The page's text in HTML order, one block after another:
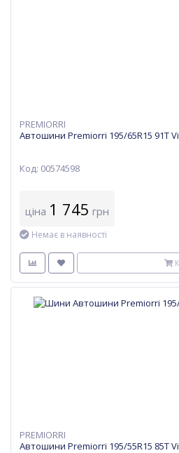
PREMIORRI
Автошини Premiorri 195/65R15 91T
Код: 00574598
ціна 1 745 грн
Немає в наявності
PREMIORRI
Автошини Premiorri 195/55R15 85T